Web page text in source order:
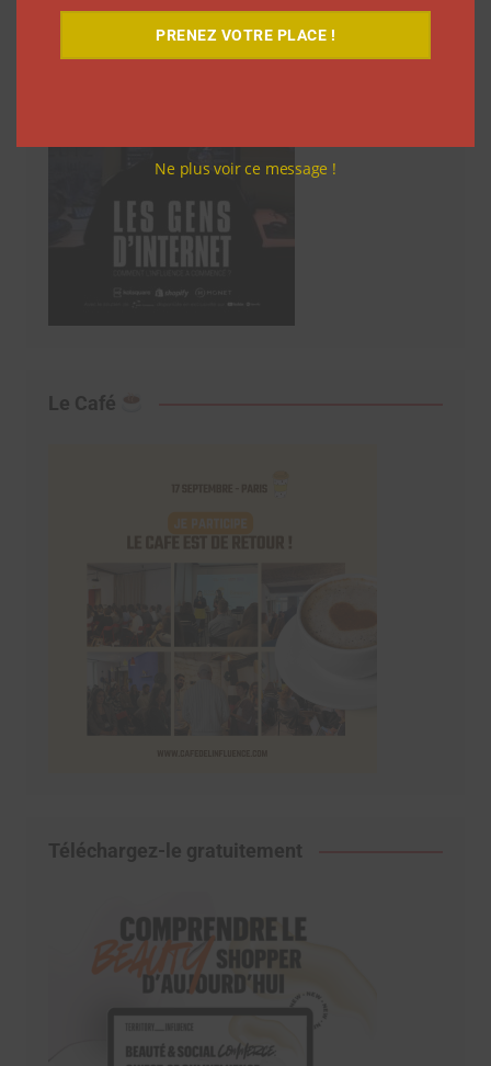
Le Café
Téléchargez-le gratuitement
PRENEZ VOTRE PLACE !
Ne plus voir ce message !